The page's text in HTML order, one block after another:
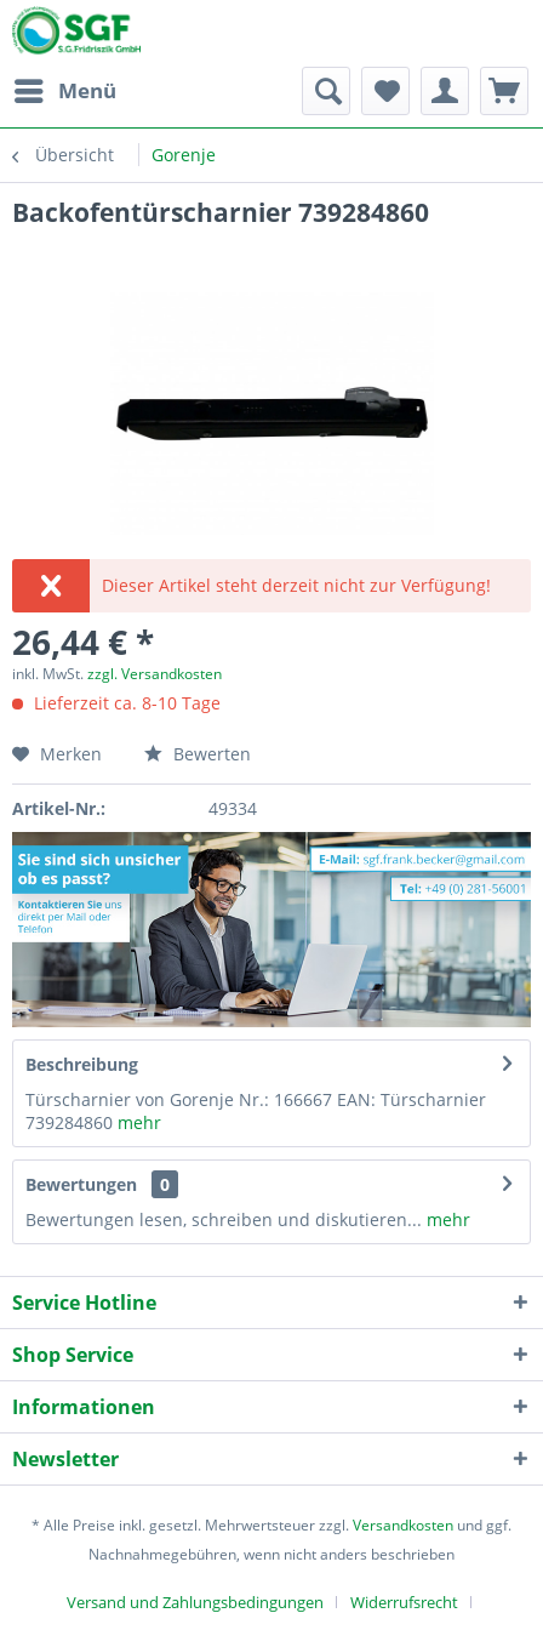
Menü
Übersicht Gorenje
Backofentürscharnier 739284860
Dieser Artikel steht derzeit nicht zur Verfügung!
26,44 € *
inkl. MwSt.zzgl. Versandkosten
Lieferzeit ca. 8-10 Tage
Merken Bewerten
Artikel-Nr.: 49334
Beschreibung
Türscharnier von Gorenje Nr.: 166667 EAN: Türscharnier
739284860 mehr
Bewertungen
0
Bewertungen lesen, schreiben und diskutieren... mehr
Service Hotline
Shop Service
Informationen
Newsletter
* Alle Preise inkl. gesetzl. Mehrwertsteuer zzgl.Versandkosten und ggf.
Nachnahmegebühren, wenn nicht anders beschrieben
Versand und Zahlungsbedingungen Widerrufsrecht